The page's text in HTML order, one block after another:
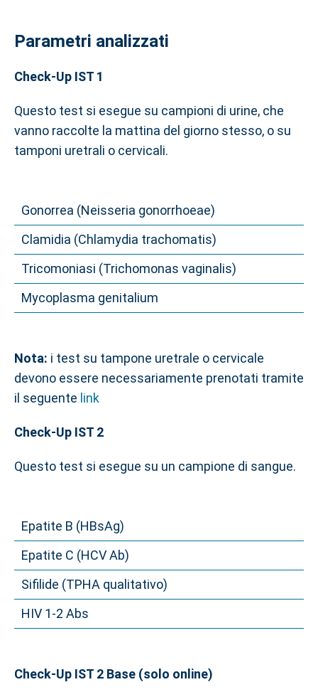
Parametri analizzati
Check-Up IST 1
Questo test si esegue su campioni di urine, che
vanno raccolte la mattina del giorno stesso, o su
tamponi uretrali o cervicali.
Gonorrea (Neisseria gonorrhoeae)
Clamidia (Chlamydia trachomatis)
Tricomoniasi (Trichomonas vaginalis)
Mycoplasma genitalium
Nota: i test su tampone uretrale o cervicale
devono essere necessariamente prenotati tramite
il seguente link
Check-Up IST 2
Questo test si esegue su un campione di sangue.
Epatite B (HBsAg)
Epatite C (HCV Ab)
Sifilide (TPHA qualitativo)
HIV 1-2 Abs
Check-Up IST 2 Base (solo online)